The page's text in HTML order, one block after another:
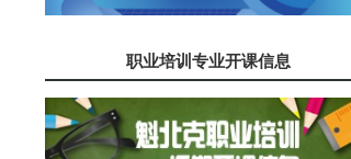
职业培训专业开课信息